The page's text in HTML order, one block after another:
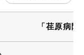
「荏原病院